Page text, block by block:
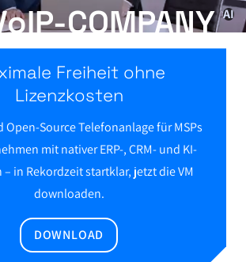
oIP-COMPANY
Freiheit ohne
Lizenzkosten
Open-Source Telefonanlage für MSPs
mit nativer ERP-, CRM- und KI-
in Rekordzeit startklar, jetzt die VM
downloaden.
DOWNLOAD